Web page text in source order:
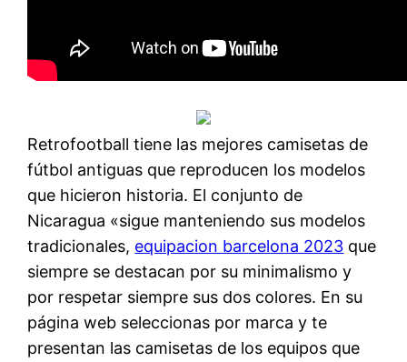
Retrofootball tiene las mejores camisetas de
fútbol antiguas que reproducen los modelos
que hicieron historia. El conjunto de
Nicaragua «sigue manteniendo sus modelos
tradicionales, equipacion barcelona 2023 que
siempre se destacan por su minimalismo y
por respetar siempre sus dos colores. En su
página web seleccionas por marca y te
presentan las camisetas de los equipos que